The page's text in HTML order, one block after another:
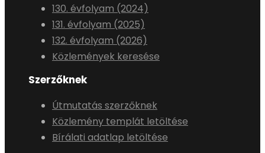
130. évfolyam (2024)
131. évfolyam (2025)
132. évfolyam (2026)
Közlemények keresése
Szerzőknek
Útmutatás szerzőknek
Közlemény templát letöltése
Bírálati adatlap letöltése